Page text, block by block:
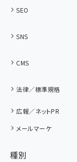
SEO
SNS
CMS
法律／標準規格
広報／ネットPR
メールマーケ
種別